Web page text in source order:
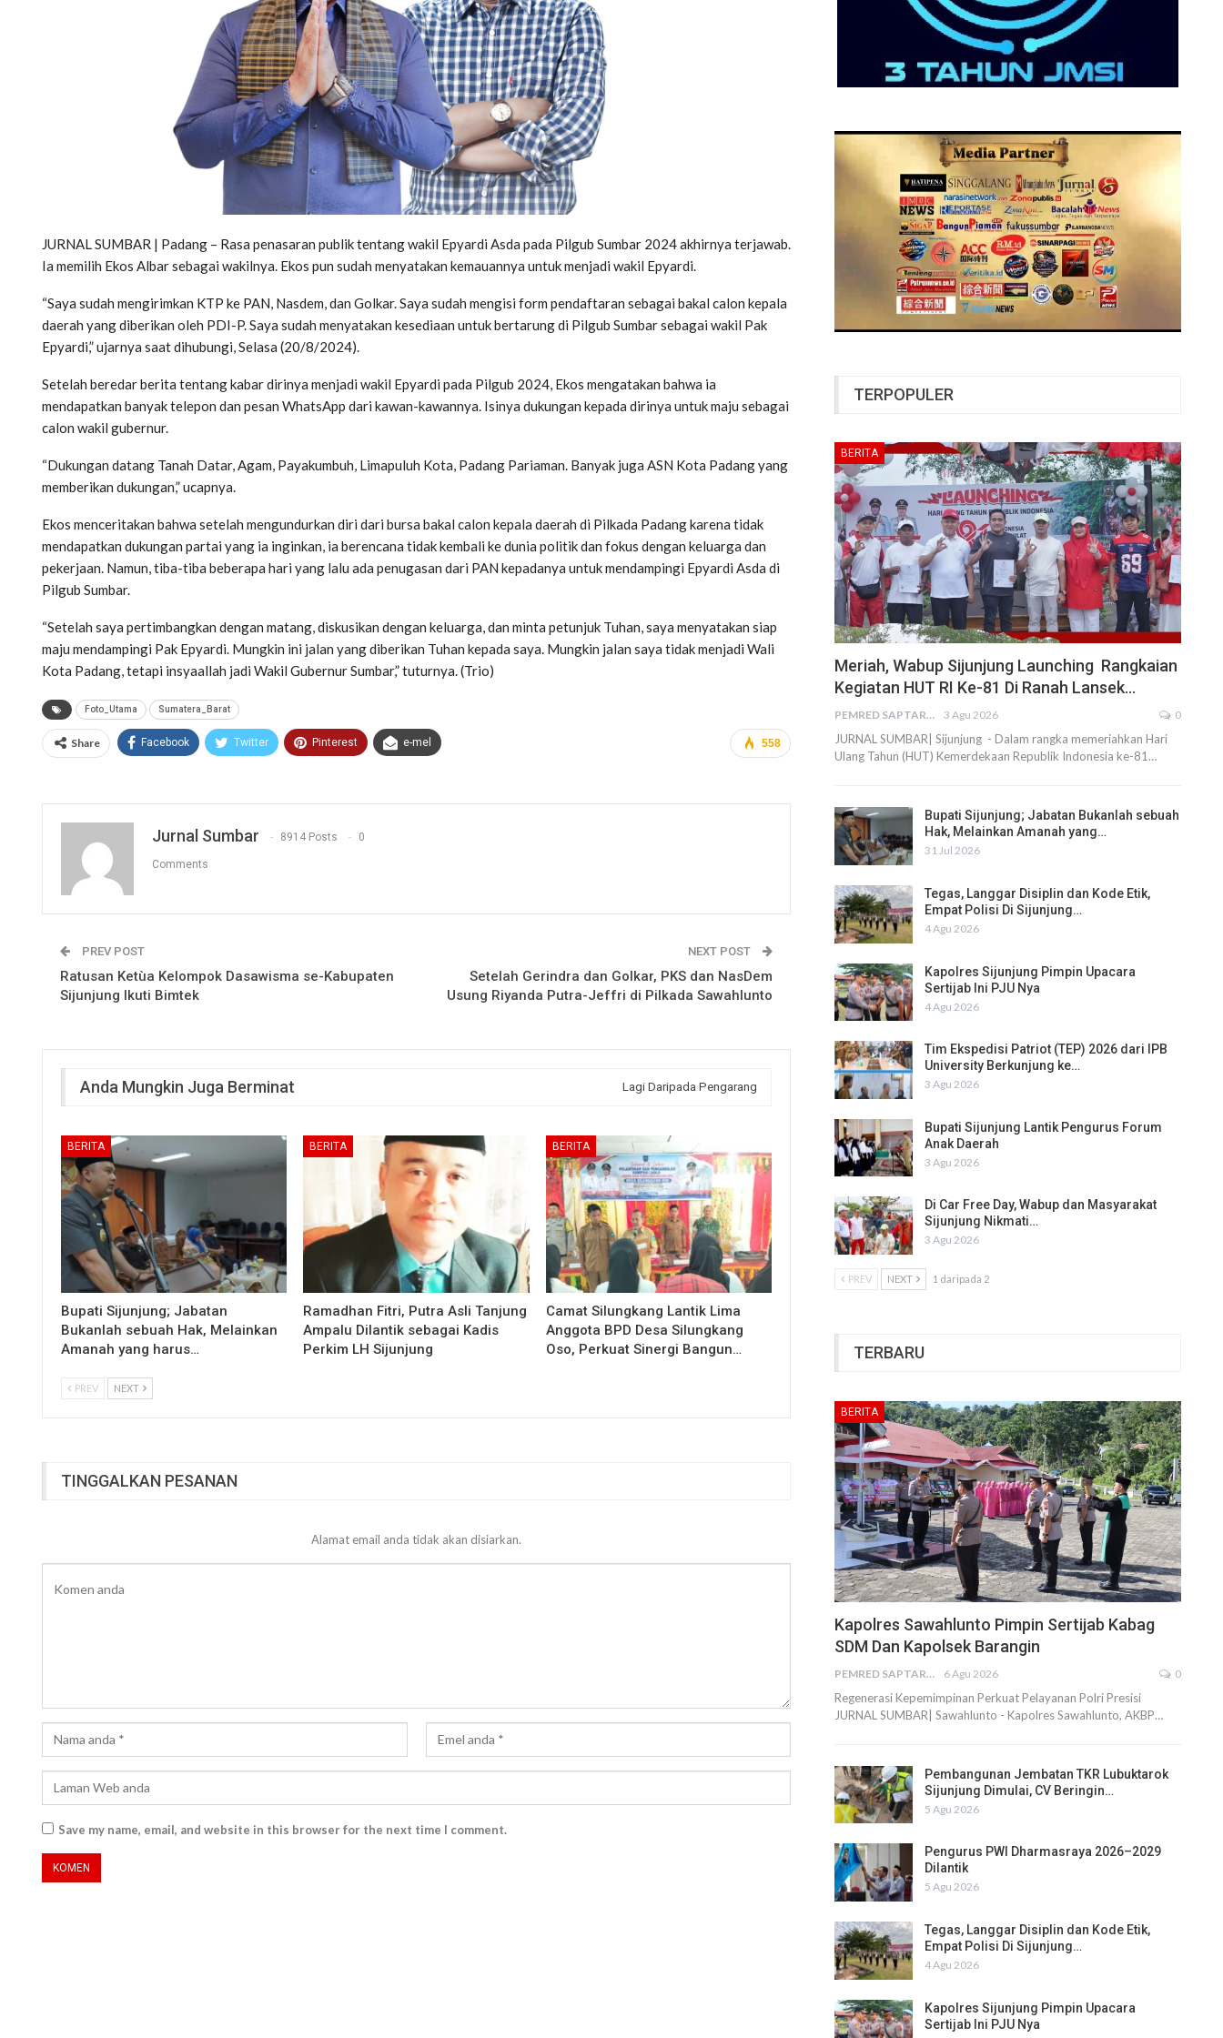
JURNAL SUMBAR | Padang – Rasa penasaran publik tentang wakil Epyardi Asda pada Pilgub Sumbar 2024 akhirnya terjawab.
Ia memilih Ekos Albar sebagai wakilnya. Ekos pun sudah menyatakan kemauannya untuk menjadi wakil Epyardi.
“Saya sudah mengirimkan KTP ke PAN, Nasdem, dan Golkar. Saya sudah mengisi form pendaftaran sebagai bakal calon kepala
daerah yang diberikan oleh PDI-P. Saya sudah menyatakan kesediaan untuk bertarung di Pilgub Sumbar sebagai wakil Pak
Epyardi,” ujarnya saat dihubungi, Selasa (20/8/2024).
Setelah beredar berita tentang kabar dirinya menjadi wakil Epyardi pada Pilgub 2024, Ekos mengatakan bahwa ia
mendapatkan banyak telepon dan pesan WhatsApp dari kawan-kawannya. Isinya dukungan kepada dirinya untuk maju sebagai
calon wakil gubernur.
“Dukungan datang Tanah Datar, Agam, Payakumbuh, Limapuluh Kota, Padang Pariaman. Banyak juga ASN Kota Padang yang
memberikan dukungan,” ucapnya.
Ekos menceritakan bahwa setelah mengundurkan diri dari bursa bakal calon kepala daerah di Pilkada Padang karena tidak
mendapatkan dukungan partai yang ia inginkan, ia berencana tidak kembali ke dunia politik dan fokus dengan keluarga dan
pekerjaan. Namun, tiba-tiba beberapa hari yang lalu ada penugasan dari PAN kepadanya untuk mendampingi Epyardi Asda di
Pilgub Sumbar.
“Setelah saya pertimbangkan dengan matang, diskusikan dengan keluarga, dan minta petunjuk Tuhan, saya menyatakan siap
maju mendampingi Pak Epyardi. Mungkin ini jalan yang diberikan Tuhan kepada saya. Mungkin jalan saya tidak menjadi Wali
Kota Padang, tetapi insyaallah jadi Wakil Gubernur Sumbar,” tuturnya. (Trio)
Foto_Utama Sumatera_Barat
558
Share Facebook Twitter Pinterest e-mel
Jurnal Sumbar 8914 Posts 0
Comments
PREV POST
Ratusan Ketùa Kelompok Dasawisma se-Kabupaten
Sijunjung Ikuti Bimtek
NEXT POST
Setelah Gerindra dan Golkar, PKS dan NasDem
Usung Riyanda Putra-Jeffri di Pilkada Sawahlunto
Anda Mungkin Juga Berminat Lagi Daripada Pengarang
BERITA
Bupati Sijunjung; Jabatan
Bukanlah sebuah Hak, Melainkan
Amanah yang harus…
BERITA
Ramadhan Fitri, Putra Asli Tanjung
Ampalu Dilantik sebagai Kadis
Perkim LH Sijunjung
BERITA
Camat Silungkang Lantik Lima
Anggota BPD Desa Silungkang
Oso, Perkuat Sinergi Bangun…
PREV NEXT
TINGGALKAN PESANAN
Alamat email anda tidak akan disiarkan.
Save my name, email, and website in this browser for the next time I comment.
TERPOPULER
BERITA
Meriah, Wabup Sijunjung Launching Rangkaian
Kegiatan HUT RI Ke-81 Di Ranah Lansek…
PEMRED SAPTARIUS 3 Agu 2026 0
JURNAL SUMBAR| Sijunjung - Dalam rangka memeriahkan Hari
Ulang Tahun (HUT) Kemerdekaan Republik Indonesia ke-81…
Bupati Sijunjung; Jabatan Bukanlah sebuah
Hak, Melainkan Amanah yang…
31 Jul 2026
Tegas, Langgar Disiplin dan Kode Etik,
Empat Polisi Di Sijunjung…
4 Agu 2026
Kapolres Sijunjung Pimpin Upacara
Sertijab Ini PJU Nya
4 Agu 2026
Tim Ekspedisi Patriot (TEP) 2026 dari IPB
University Berkunjung ke…
3 Agu 2026
Bupati Sijunjung Lantik Pengurus Forum
Anak Daerah
3 Agu 2026
Di Car Free Day, Wabup dan Masyarakat
Sijunjung Nikmati…
3 Agu 2026
PREV NEXT 1 daripada 2
TERBARU
BERITA
Kapolres Sawahlunto Pimpin Sertijab Kabag
SDM Dan Kapolsek Barangin
PEMRED SAPTARIUS 6 Agu 2026 0
Regenerasi Kepemimpinan Perkuat Pelayanan Polri Presisi
JURNAL SUMBAR| Sawahlunto - Kapolres Sawahlunto, AKBP…
Pembangunan Jembatan TKR Lubuktarok
Sijunjung Dimulai, CV Beringin…
5 Agu 2026
Pengurus PWI Dharmasraya 2026–2029
Dilantik
5 Agu 2026
Tegas, Langgar Disiplin dan Kode Etik,
Empat Polisi Di Sijunjung…
4 Agu 2026
Kapolres Sijunjung Pimpin Upacara
Sertijab Ini PJU Nya